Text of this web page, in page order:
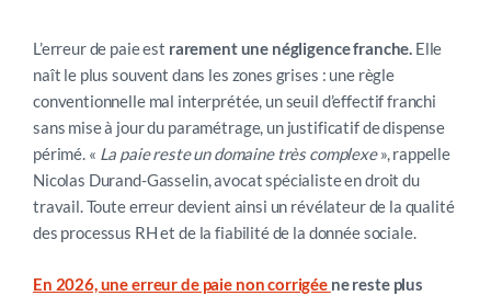
L’erreur de paie est rarement une négligence franche. Elle
naît le plus souvent dans les zones grises : une règle
conventionnelle mal interprétée, un seuil d’effectif franchi
sans mise à jour du paramétrage, un justificatif de dispense
périmé. « La paie reste un domaine très complexe», rappelle
Nicolas Durand-Gasselin, avocat spécialiste en droit du
travail. Toute erreur devient ainsi un révélateur de la qualité
des processus RH et de la fiabilité de la donnée sociale.
En 2026, une erreur de paie non corrigée ne reste plus